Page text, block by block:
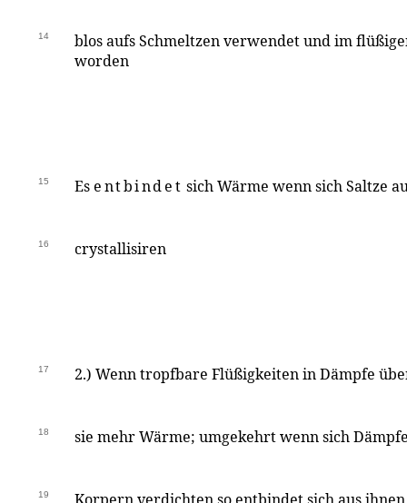
14
blos aufs Schmeltzen verwendet und im
worden
15 Esentbindet sich Wärme wenn sich Saltze
16 crystallisiren
17 2.) Wenn tropfbare Flüßigkeiten in Dämpfe
18 sie mehr Wärme; umgekehrt wenn sich
19